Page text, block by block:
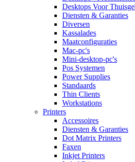
Desktops Voor
Diensten & Garanties
Diversen
Kassalades
Maatconfiguraties
Mac-pc's
Mini-desktop-pc's
Pos Systemen
Power Supplies
Standaards
Thin Clients
Workstations
Printers
Accessoires
Diensten & Garanties
Dot Matrix Printers
Faxen
Inkjet Printers